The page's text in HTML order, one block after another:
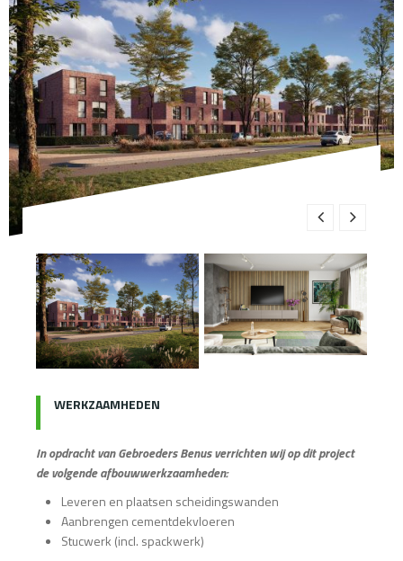
WERKZAAMHEDEN
In opdracht van Gebroeders Benus verrichten wij op dit project
de volgende afbouwwerkzaamheden:
Leveren en plaatsen scheidingswanden
Aanbrengen cementdekvloeren
Stucwerk (incl. spackwerk)